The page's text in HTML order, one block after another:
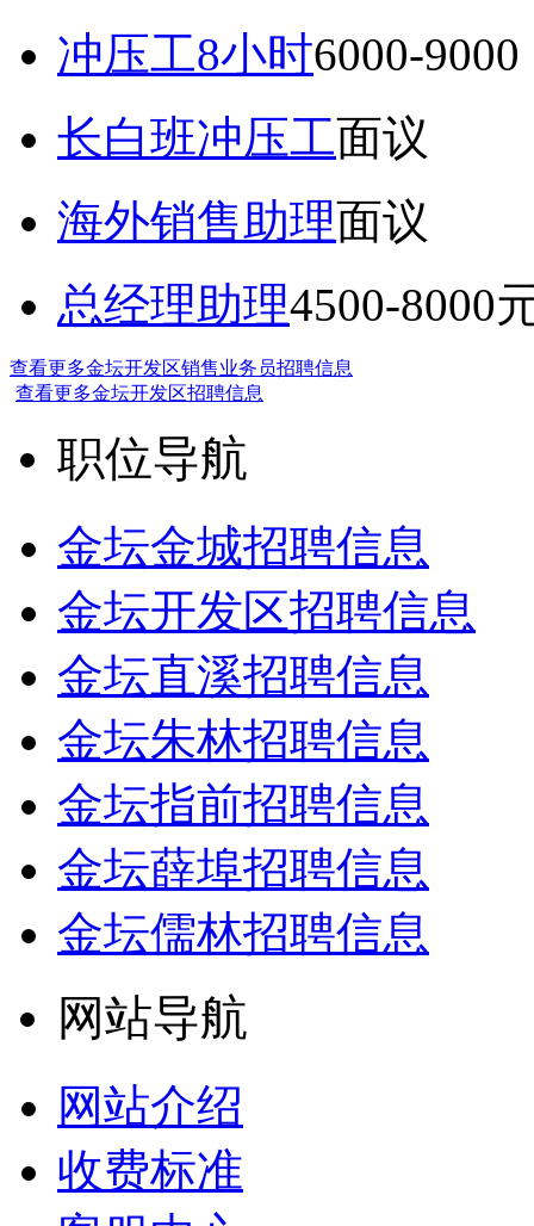
冲压工8小时6000-
长白班冲压工面议
海外销售助理面议
总经理助理4500-8000
查看更多金坛开发区销售业务员招聘信息
查看更多金坛开发区招聘信息
职位导航
金坛金城招聘信息
金坛开发区招聘信息
金坛直溪招聘信息
金坛朱林招聘信息
金坛指前招聘信息
金坛薛埠招聘信息
金坛儒林招聘信息
网站导航
网站介绍
收费标准